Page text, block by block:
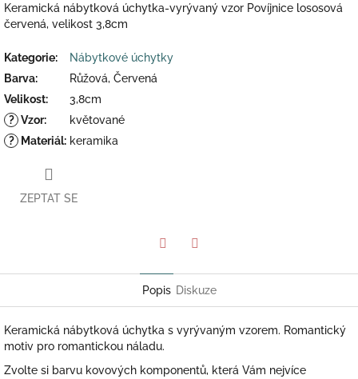
Keramická nábytková úchytka-vyrývaný vzor Povíjnice lososová
červená, velikost 3,8cm
Kategorie:
Nábytkové úchytky
Barva:
Růžová, Červená
Velikost:
3,8cm
? Vzor:
květované
?
Materiál: keramika
ZEPTAT SE
Popis Diskuze
Keramická nábytková úchytka s vyrývaným vzorem. Romantický
motiv pro romantickou náladu.
Zvolte si barvu kovových komponentů, která Vám nejvíce